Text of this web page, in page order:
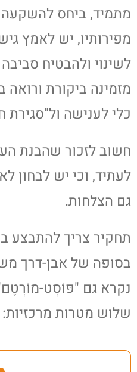
מתמיד, ביחס להשקעה
מפירותיו, יש לאמץ
לשינוי ולהבטיח
מזמינה ביקורת ורואה
כלי לענישה ול"סגירת
חשוב לזכור שהבנת
לעתיד, וכי יש לבחון
גם הצלחות.
תחקיר צריך להתבצע
בסופה של אבן-דרך
שלוש מטרות מרכזיות: